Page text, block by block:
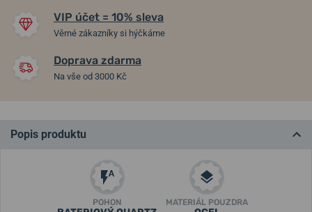
VIP účet = 10% sleva
Věrné zákazníky si hýčkáme
Doprava zdarma
Na vše od 3000 Kč
Popis produktu
POHON MATERIÁL POUZDRA